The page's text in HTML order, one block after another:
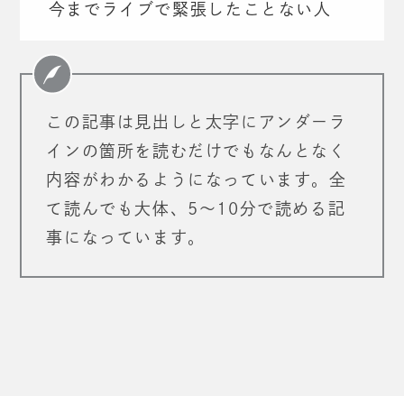
今までライブで緊張したことない人
この記事は見出しと太字にアンダーラ
インの箇所を読むだけでも なんとなく
内容がわかるようになっています。全
て読んでも大体、5〜10分で読める記
事になっています。